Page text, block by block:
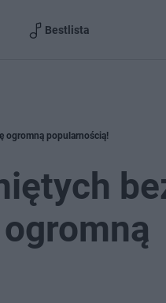
Bestlista
ogromną popularnością!